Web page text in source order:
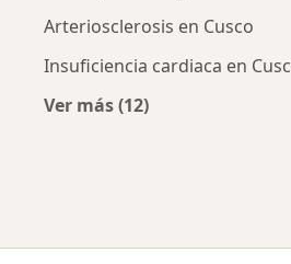
Arteriosclerosis en Cusco
Insuficiencia cardiaca en
Ver más (12)